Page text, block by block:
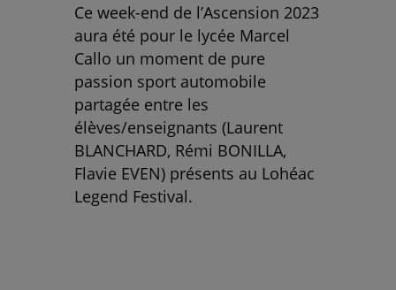
Ce week-end de l’Ascension 2023
aura été pour le lycée Marcel
Callo un moment de pure
passion sport automobile
partagée entre les
élèves/enseignants (Laurent
BLANCHARD, Rémi BONILLA,
Flavie EVEN) présents au Lohéac
Legend Festival.